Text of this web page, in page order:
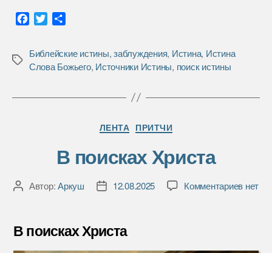
e
b
o
t
t
r
р
а
и
Метки
Библейские истины,заблуждения, Истина, Истина
Слова Божьего, Источники Истины, поиск истины
Рубрики
ЛЕНТА ПРИТЧИ
В поисках Христа
АвторАвтор:Аркуш
Дата12.08.2025 Комментариевкнет
В поисках Христа